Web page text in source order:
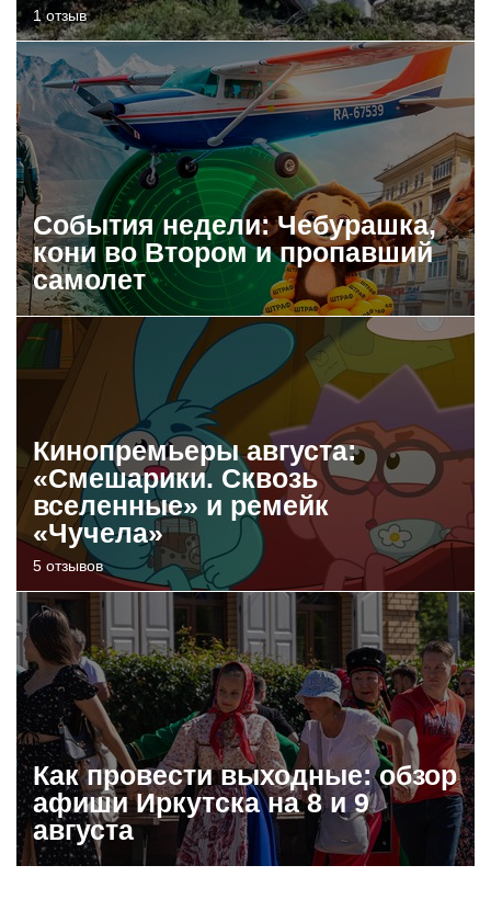
1 отзыв
События недели: Чебурашка,
кони во Втором и пропавший
самолет
Кинопремьеры августа:
«Смешарики. Сквозь
вселенные» и ремейк
«Чучела»
5 отзывов
Как провести выходные: обзор
афиши Иркутска на 8 и 9
августа